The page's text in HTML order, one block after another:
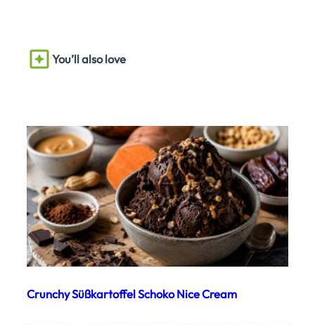
You’ll also love
Crunchy Süßkartoffel Schoko Nice Cream